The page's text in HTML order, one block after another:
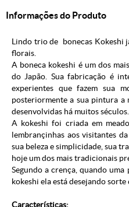
Informações do Produto
Lindo trio de bonecas Kokeshi
florais.
A boneca kokeshi é um dos
do Japão. Sua fabricação é
experientes que fazem sua
posteriormente a sua pintura a
desenvolvidas há muitos séculos.
A kokeshi foi criada em
lembrançinhas aos visitantes
sua beleza e simplicidade, sua
hoje um dos mais tradicionais
Segundo a crença, quando
kokeshi ela está desejando sorte
Características: